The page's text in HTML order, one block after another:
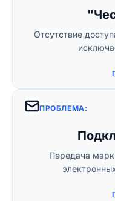
Отсутствие
Мы
настроим
ПРОБЛЕМА:
Передача
Настроим обмен
1С-ЭДО